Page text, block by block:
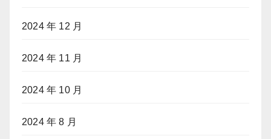
2024 年 12 月
2024 年 11 月
2024 年 10 月
2024 年 8 月